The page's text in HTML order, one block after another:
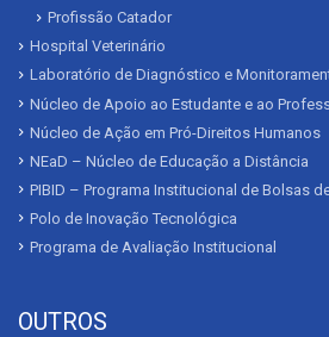
Profissão Catador
Hospital Veterinário
Laboratório de Diagnóstico e
Núcleo de Apoio ao Estudante e ao
Núcleo de Ação em Pró-Direitos Humanos
NEaD – Núcleo de Educação a Distância
PIBID – Programa Institucional de Bolsas
Polo de Inovação Tecnológica
Programa de Avaliação Institucional
OUTROS